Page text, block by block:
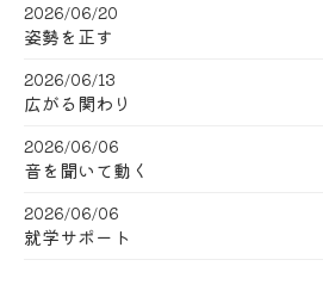
2026/06/20
姿勢を正す
2026/06/13
広がる関わり
2026/06/06
音を聞いて動く
2026/06/06
就学サポート